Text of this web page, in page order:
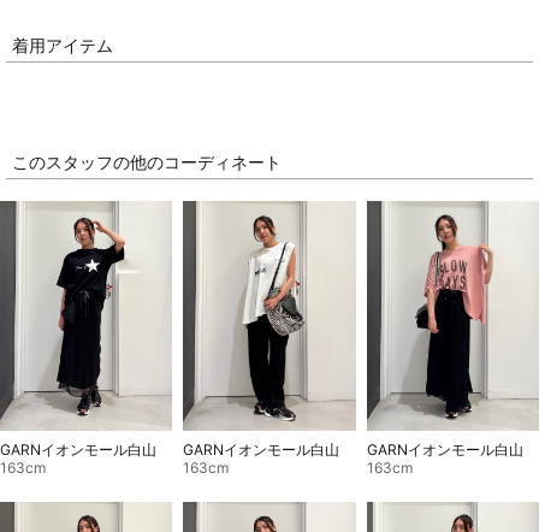
着用アイテム
このスタッフの他のコーディネート
GARNイオンモール白山
163cm
GARNイオンモール白山
163cm
GARNイオンモール白山
163cm